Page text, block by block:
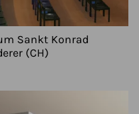
Sankt Konrad
(CH)